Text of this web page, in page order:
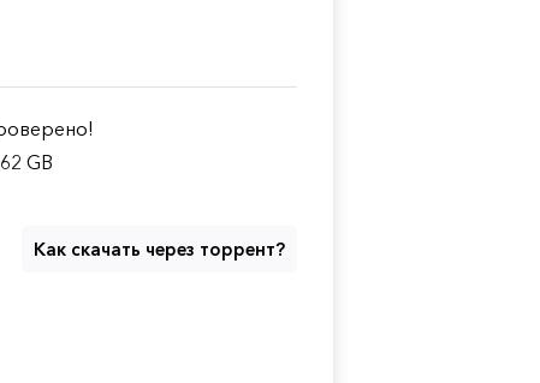
GB
Как скачать через торрент?